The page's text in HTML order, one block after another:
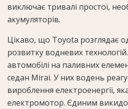
виключає тривалі простої,
акумуляторів.
Цікаво, що Toyota розглядає
розвитку водневих
автомобілі на паливних
седан Mirai. У них водень
вироблення електроенергії,
електромотор. Єдиним